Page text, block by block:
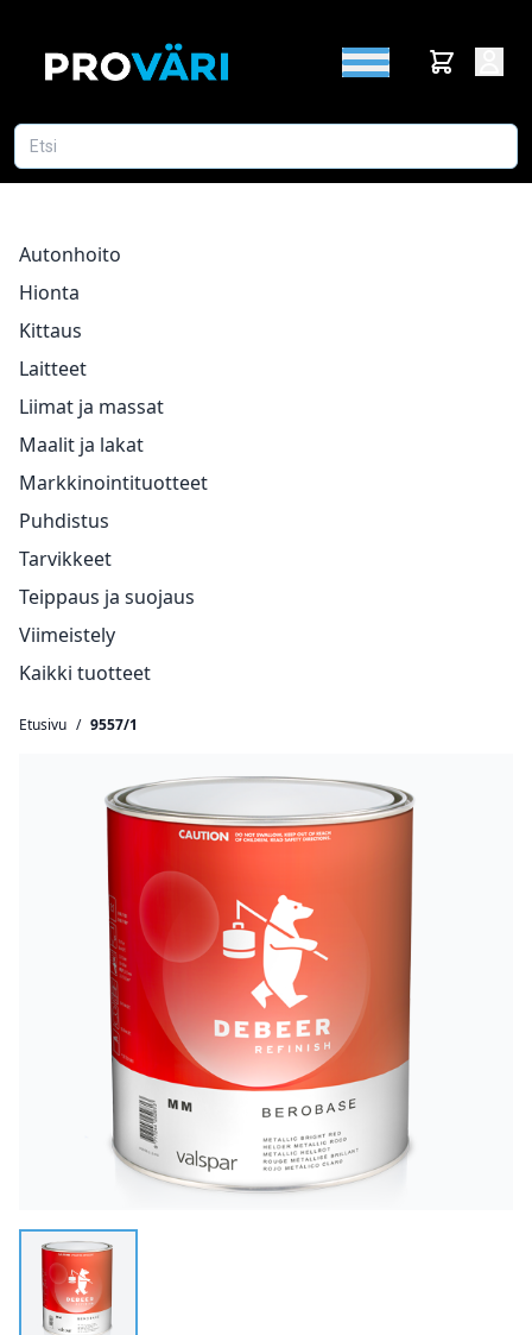
Autonhoito
Hionta
Kittaus
Laitteet
Liimat ja massat
Maalit ja lakat
Markkinointituotteet
Puhdistus
Tarvikkeet
Teippaus ja suojaus
Viimeistely
Kaikki tuotteet
Etusivu / 9557/1